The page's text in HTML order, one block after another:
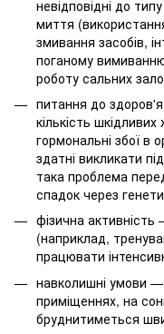
невідповідні до
миття
змивання засобів,
поганому
роботу сальних
питання до
кількість шкідливих
гормональні збої в
здатні викликати
така проблема
спадок через
фізична
(наприклад,
працювати
навколишні умови
приміщеннях, на
бруднитиметься